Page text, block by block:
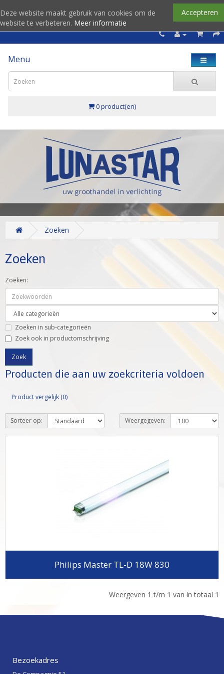
Accepteren
Deze website maakt gebruik van cookies om de
website te verbeteren. Meer informatie
Menu
0 product(en)
Zoeken
Zoeken
Zoeken:
Zoeken in sub-categorieën
Zoek ook in productomschrijving
Producten die aan uw zoekcriteria voldoen
Product vergelijk (0)
Sorteer op: Weergegeven:
Philips Master TL-D 18W 830
Weergeven 1 t/m 1 van in totaal 1
Bezoekadres